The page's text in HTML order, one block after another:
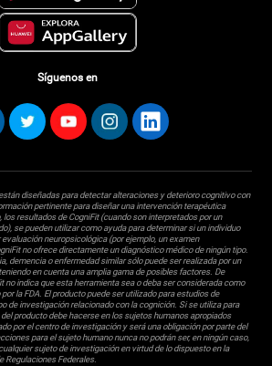
Síguenos en
diseñadas para detectar alteraciones y deterioro cognitivo con
pertinente para diseñar una intervención terapéutica
los resultados de CogniFit (cuando son interpretados por un
se pueden utilizar como ayuda para determinar si un individuo
neuropsicológica (por ejemplo, un examen
no ofrece directamente un diagnóstico médico de ningún tipo.
demencia o enfermedad similar sólo puede ser realizada por un
en cuenta una amplia gama de posibles factores. De
no indica que esta herramienta sea o deba ser considerada como
la FDA. El producto puede ser utilizado para estudios de
de investigación relacionado con la cognición. Si se utiliza para
producto debe hacerse en los sujetos humanos apropiados
por el centro de investigación y será una obligación por parte del
para el sujeto humano nunca no podrán ser, en ningún caso,
sujeto de investigación en virtud de lo dispuesto en la
Regulaciones Federales.